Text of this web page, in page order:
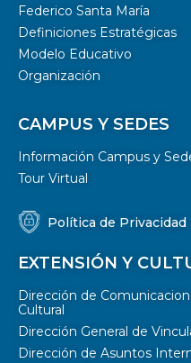
Federico Santa María
Definiciones Estratégicas
Modelo Educativo
Organización
CAMPUS Y SEDES
Información Campus y
Tour Virtual
Política de Privacidad
EXTENSIÓN Y
Dirección de
Cultural
Dirección General de
Dirección de Asuntos